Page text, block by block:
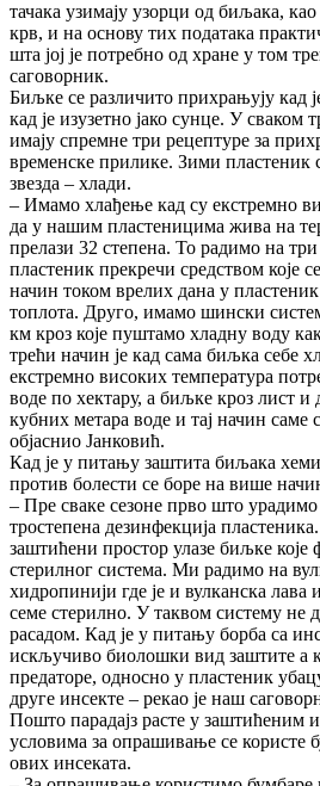
тачака узимају узорци од биљака,
крв, и на основу тих података
шта јој је потребно од хране у том
саговорник.
Биљке се различито прихрањују кад
кад је изузетно јако сунце. У сваком
имају спремне три рецептуре за
временске прилике. Зими пластеник
звезда – хлади.
– Имамо хлађење кад су екстремно
да у нашим пластеницима жива на
прелази 32 степена. То радимо на
пластеник прекречи средством које
начин током врелих дана у
топлота. Друго, имамо шински
км кроз које пуштамо хладну воду
трећи начин је кад сама биљка себе
екстремно високих температура
воде по хектару, а биљке кроз лист и
кубних метара воде и тај начин саме
објаснио Јанковић.
Кад је у питању заштита биљака
против болести се боре на више
– Пре сваке сезоне прво што урадимо
тростепена дезинфекција
заштићени простор улазе биљке које
стерилног система. Ми радимо на
хидропинији где је и вулканска лава
семе стерилно. У таквом систему не
расадом. Кад је у питању борба са
искључиво биолошки вид заштите а
предаторе, односно у пластеник
друге инсекте – рекао је наш
Пошто парадајз расте у заштићеним
условима за опрашивање се користе
ових инсеката.